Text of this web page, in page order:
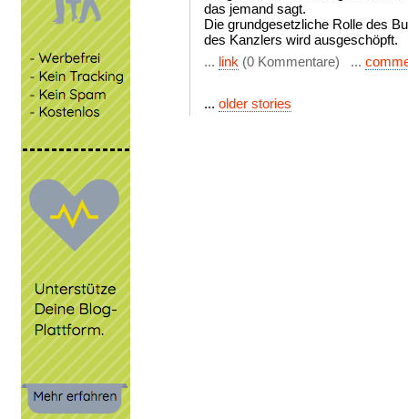
das jemand sagt.
Die grundgesetzliche Rolle des
des Kanzlers wird ausgeschöpft.
... link (0 Kommentare) ...
... older stories